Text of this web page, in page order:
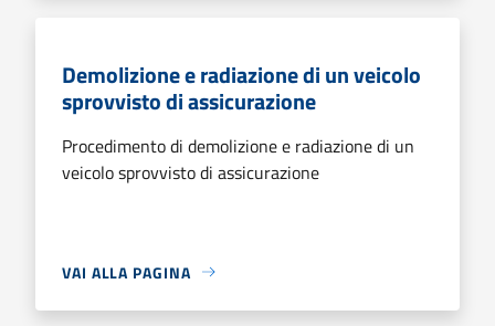
Demolizione e radiazione di un veicolo
sprovvisto di assicurazione
Procedimento di demolizione e radiazione di un
veicolo sprovvisto di assicurazione
VAI ALLA PAGINA